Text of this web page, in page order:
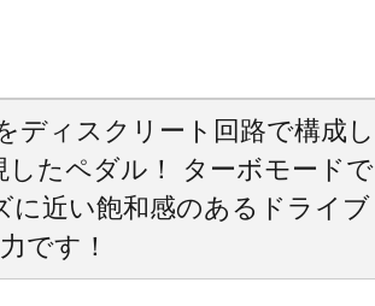
ディスクリート回路で構成し
たペダル！ ターボモードで
に近い飽和感のあるドライブ
です！